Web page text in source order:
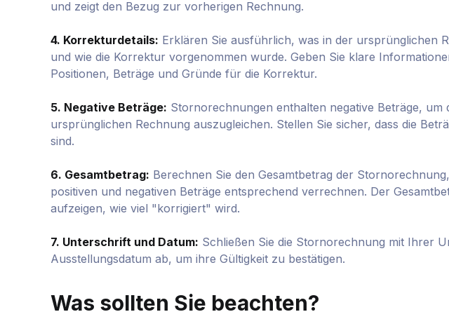
und zeigt den Bezug zur vorherigen Rechnung.
4. Korrekturdetails: Erklären Sie ausführlich, was in der ursprünglichen
und wie die Korrektur vorgenommen wurde. Geben Sie klare
Positionen, Beträge und Gründe für die Korrektur.
5. Negative Beträge: Stornorechnungen enthalten negative Beträge, um
ursprünglichen Rechnung auszugleichen. Stellen Sie sicher, dass die
sind.
6. Gesamtbetrag: Berechnen Sie den Gesamtbetrag der
positiven und negativen Beträge entsprechend verrechnen. Der
aufzeigen, wie viel "korrigiert" wird.
7. Unterschrift und Datum: Schließen Sie die Stornorechnung mit Ihrer
Ausstellungsdatum ab, um ihre Gültigkeit zu bestätigen.
Was sollten Sie beachten?